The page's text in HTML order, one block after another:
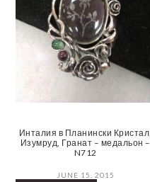
Инталия в Планински Кристал,
Изумруд, Гранат – медальон –
N712
JUNE 15, 2015